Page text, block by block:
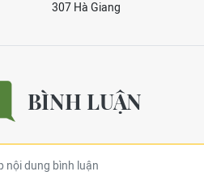
307 Hà Giang
BÌNH LUẬN